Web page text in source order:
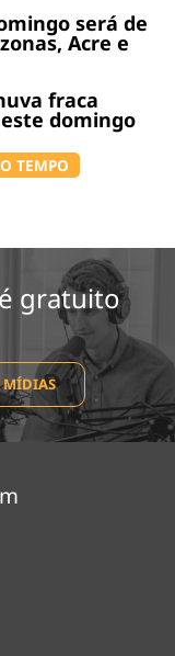
será de
Acre e
fraca
domingo
TEMPO
gratuito
MÍDIAS